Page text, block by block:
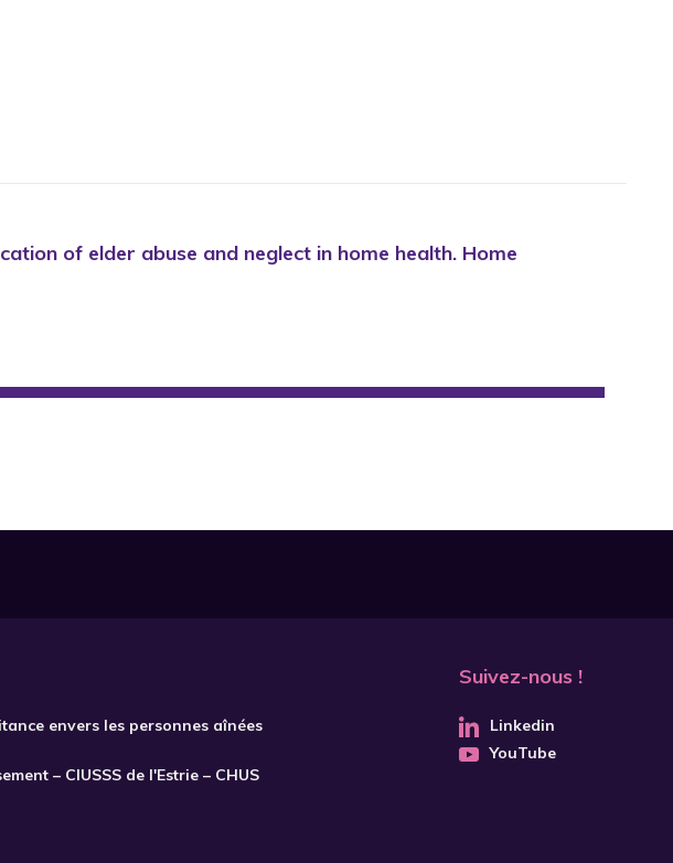
of elder abuse and neglect in home health. Home
envers les personnes aînées
– CIUSSS de l'Estrie – CHUS
Suivez-nous !
Linkedin
YouTube